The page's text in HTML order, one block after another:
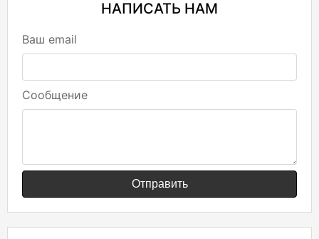
НАПИСАТЬ НАМ
Ваш email
Сообщение
Отправить